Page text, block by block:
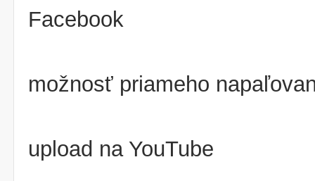
Facebook
možnosť priameho
upload na YouTube